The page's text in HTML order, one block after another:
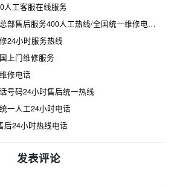
人工客服在线服务
售后服务400人工热线/全国统一维修电话是多少
24小时服务热线
上门维修服务
修电话
号码24小时售后统一热线
一人工24小时电话
后24小时热线电话
发表评论